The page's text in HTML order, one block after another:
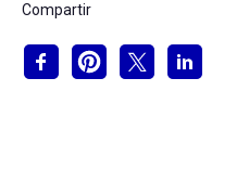
Compartir